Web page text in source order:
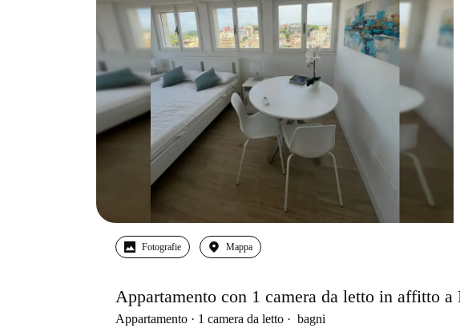
Fotografie Mappa
Appartamento con 1 camera da letto in affitto a
Appartamento 1 camera da letto bagni